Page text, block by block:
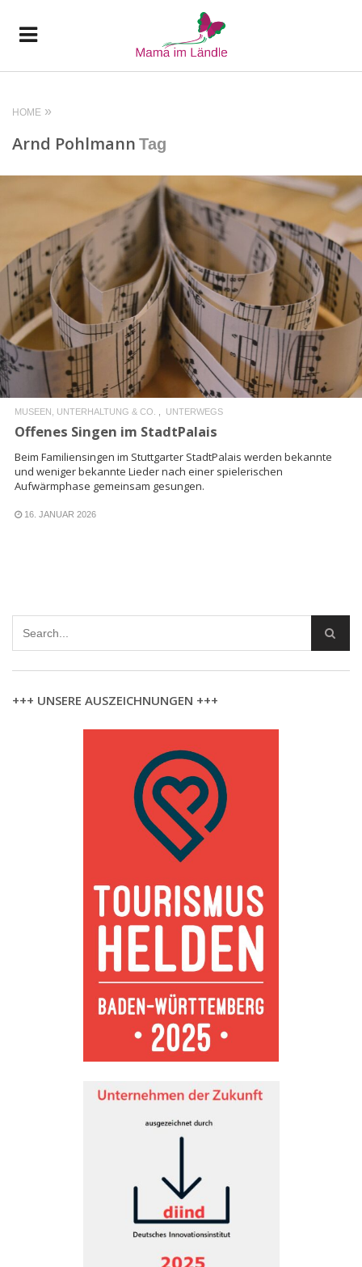
HOME
Arnd Pohlmann Tag
READ MORE
MUSEEN, UNTERHALTUNG & CO. UNTERWEGS
Offenes Singen im StadtPalais
Beim Familiensingen im Stuttgarter StadtPalais werden bekannte
und weniger bekannte Lieder nach einer spielerischen
Aufwärmphase gemeinsam gesungen.
16. JANUAR 2026
+++ UNSERE AUSZEICHNUNGEN +++